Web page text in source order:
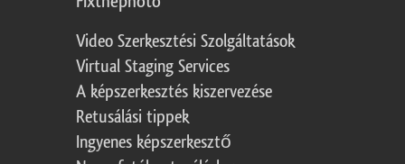
Video Szerkesztési Szolgáltatások
Virtual Staging Services
A képszerkesztés kiszervezése
Retusálási tippek
Ingyenes képszerkesztő